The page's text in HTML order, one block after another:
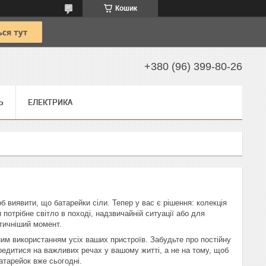
Кошик
+380 (96) 399-80-26
ЕЛЕКТРИКА
що батарейки сіли. Тепер у вас є рішення: колекція
світло в поході, надзвичайній ситуації або для
момент.
використанням усіх ваших пристроїв. Забудьте про постійну
на важливих речах у вашому житті, а не на тому, щоб
вже сьогодні.